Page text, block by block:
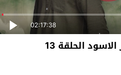
02:17:38
الحلقة 13